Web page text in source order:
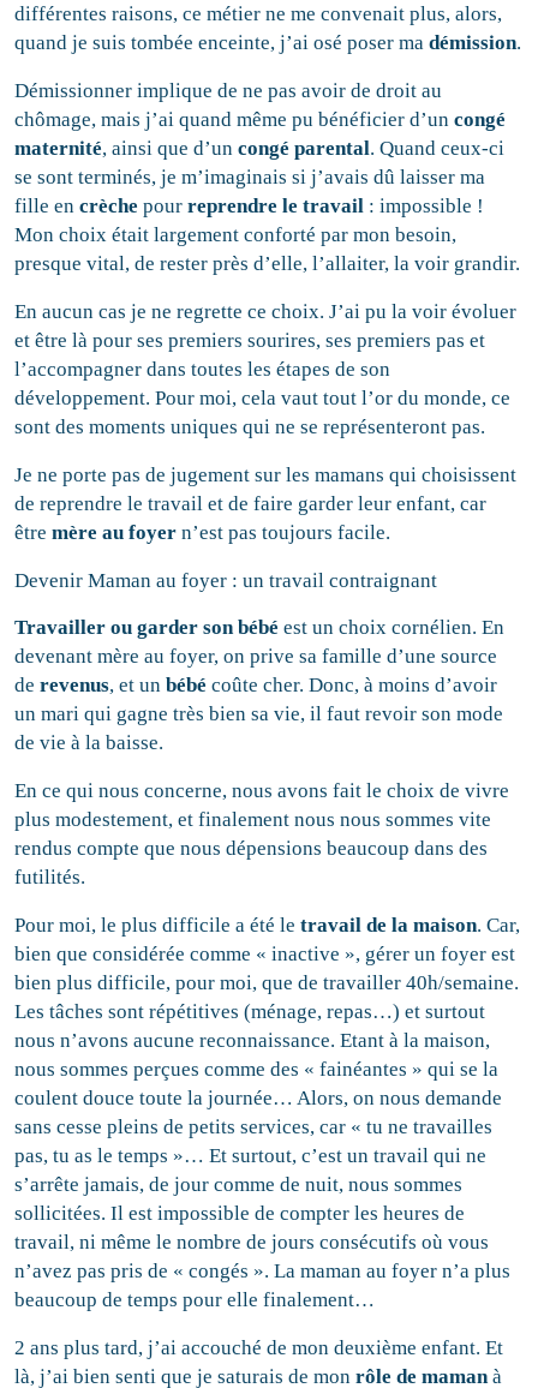
différentes raisons, ce métier ne me convenait plus, alors,
quand je suis tombée enceinte, j’ai osé poser madémission.
Démissionner implique de ne pas avoir de droit au
chômage, mais j’ai quand même pu bénéficier d’uncongé
maternité, ainsi que d’uncongé parental. Quand ceux-ci
se sont terminés, je m’imaginais si j’avais dû laisser ma
fille encrèche pourreprendre le travail : impossible !
Mon choix était largement conforté par mon besoin,
presque vital, de rester près d’elle, l’allaiter, la voir grandir.
En aucun cas je ne regrette ce choix. J’ai pu la voir évoluer
et être là pour ses premiers sourires, ses premiers pas et
l’accompagner dans toutes les étapes de son
développement. Pour moi, cela vaut tout l’or du monde, ce
sont des moments uniques qui ne se représenteront pas.
Je ne porte pas de jugement sur les mamans qui choisissent
de reprendre le travail et de faire garder leur enfant, car
êtremère au foyer n’est pas toujours facile.
Devenir Maman au foyer : un travail contraignant
Travailler ou garder son bébé est un choix cornélien. En
devenant mère au foyer, on prive sa famille d’une source
derevenus, et unbébé coûte cher. Donc, à moins d’avoir
un mari qui gagne très bien sa vie, il faut revoir son mode
de vie à la baisse.
En ce qui nous concerne, nous avons fait le choix de vivre
plus modestement, et finalement nous nous sommes vite
rendus compte que nous dépensions beaucoup dans des
futilités.
Pour moi, le plus difficile a été letravail de la maison. Car,
bien que considérée comme « inactive », gérer un foyer est
bien plus difficile, pour moi, que de travailler 40h/semaine.
Les tâches sont répétitives (ménage, repas…) et surtout
nous n’avons aucune reconnaissance. Etant à la maison,
nous sommes perçues comme des « fainéantes » qui se la
coulent douce toute la journée… Alors, on nous demande
sans cesse pleins de petits services, car « tu ne travailles
pas, tu as le temps »… Et surtout, c’est un travail qui ne
s’arrête jamais, de jour comme de nuit, nous sommes
sollicitées. Il est impossible de compter les heures de
travail, ni même le nombre de jours consécutifs où vous
n’avez pas pris de « congés ». La maman au foyer n’a plus
beaucoup de temps pour elle finalement…
2 ans plus tard, j’ai accouché de mon deuxième enfant. Et
là, j’ai bien senti que je saturais de monrôle de mamanà